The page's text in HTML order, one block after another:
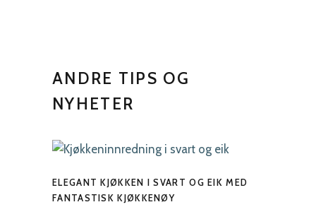
ANDRE TIPS OG
NYHETER
ELEGANT KJØKKEN I SVART OG EIK MED
FANTASTISK KJØKKENØY